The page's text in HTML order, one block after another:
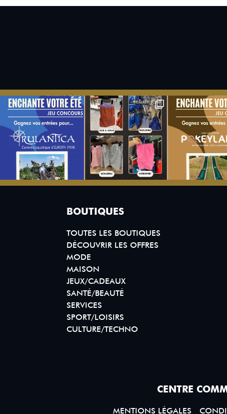
BOUTIQUES
TOUTES LES BOUTIQUES
DÉCOUVRIR LES OFFRES
MODE
MAISON
JEUX/CADEAUX
SANTÉ/BEAUTÉ
SERVICES
SPORT/LOISIRS
CULTURE/TECHNO
CENTRE
MENTIONS LÉGALES